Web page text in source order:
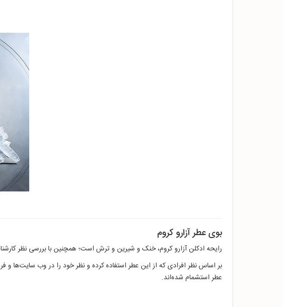
بوی عطر آزارو كروم
رایحه ادکلن آزارو كروم، خنک و شیرین و ترش است؛ همچنین با بررسی نظر
بر اساس نظر افرادی که از این عطر استفاده کرده‌ و نظر خود را در وب سایت‌ها و
عطر استشمام شده‌اند.